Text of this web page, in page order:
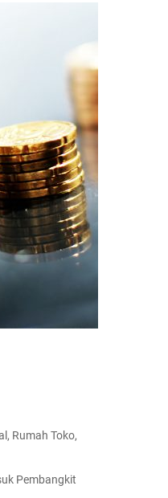
Rumah Toko,
Pembangkit